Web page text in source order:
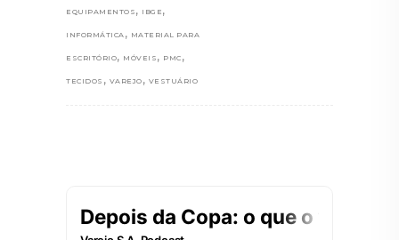
EQUIPAMENTOS , IBGE ,
INFORMÁTICA , MATERIAL PARA
ESCRITÓRIO, MÓVEIS , PMC ,
TECIDOS , VAREJO , VESTUÁRIO